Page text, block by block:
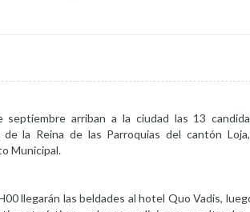
septiembre arriban a la ciudad las 13
de la Reina de las Parroquias del cantón
Municipal.
llegarán las beldades al hotel Quo Vadis,